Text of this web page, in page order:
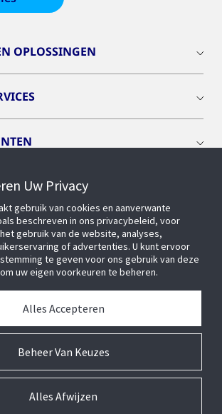
OPLOSSINGEN
Uw Privacy
gebruik van cookies en aanverwante
beschreven in ons privacybeleid, voor
gebruik van de website, analyses,
of advertenties. U kunt ervoor
te geven voor ons gebruik van deze
uw eigen voorkeuren te beheren.
Beheer Van Keuzes
Alles Accepteren
Alles Afwijzen